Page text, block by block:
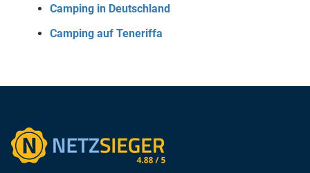
Camping in Deutschland
Camping auf Teneriffa